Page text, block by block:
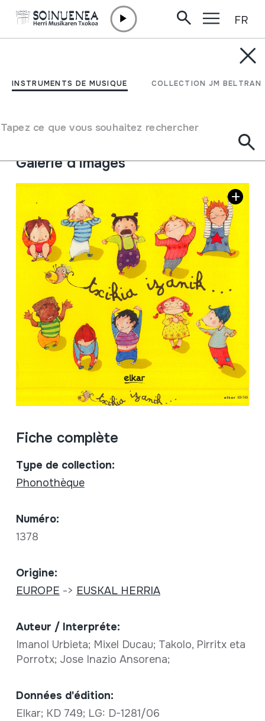
INSTRUMENTS DE MUSIQUE COLLECTION JM BELTRAN
Tapez ce que vous souhaitez rechercher
FR
Txikia izanik
Imanol Urbieta; Mixel Ducau; Takolo, Pirritx eta Porrotx;
Galerie d'images
Fiche complète
Type de collection:
Phonothèque
Numéro:
1378
Origine:
EUROPE -> EUSKAL HERRIA
Auteur / Interpréte:
Imanol Urbieta; Mixel Ducau; Takolo, Pirritx eta
Porrotx; Jose Inazio Ansorena;
Données d'édition:
Elkar; KD 749; LG: D-1281/06